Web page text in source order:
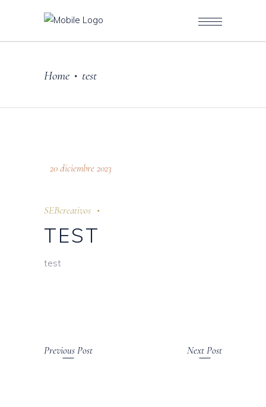
Home • test
20 diciembre 2023
SEBcreativos
TEST
test
Previous Post Next Post